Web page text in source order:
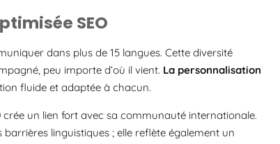
SEO
dans plus de 15 langues. Cette diversité
peu importe d’où il vient. La personnalisation
fluide et adaptée à chacun.
un lien fort avec sa communauté internationale.
linguistiques ; elle reflète également un